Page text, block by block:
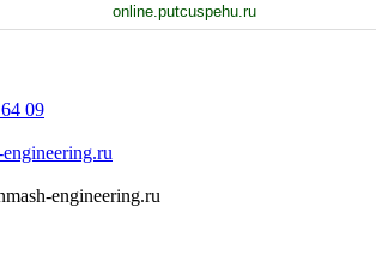
online.putcuspehu.ru
09
engineering.ru